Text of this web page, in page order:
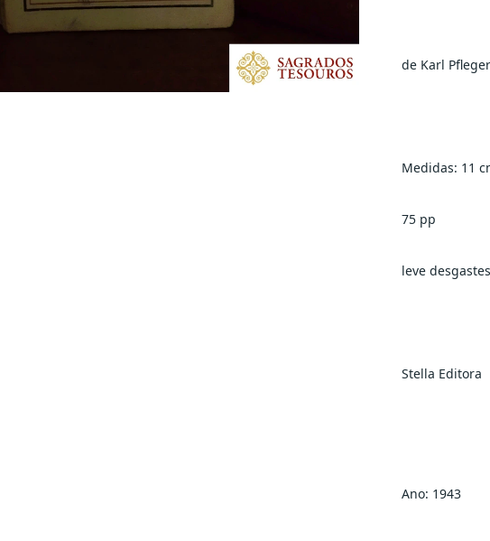
de Karl Pfleger
Medidas: 11
75 pp
leve
Stella Editora
Ano: 1943